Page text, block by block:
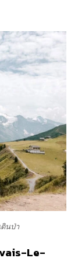
ดินป่า
Le-